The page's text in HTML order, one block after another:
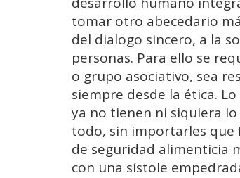
tomar otro abecedario
del dialogo sincero, a la
personas. Para ello se
o grupo asociativo, sea
siempre desde la ética.
ya no tienen ni siquiera
todo, sin importarles que
de seguridad alimenticia
con una sístole